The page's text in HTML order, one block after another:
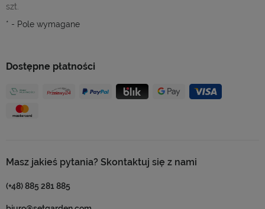
Dostępne płatności
Masz jakieś pytania? Skontaktuj się z nami
(+48) 885 281 885
szt.
* - Pole wymagane